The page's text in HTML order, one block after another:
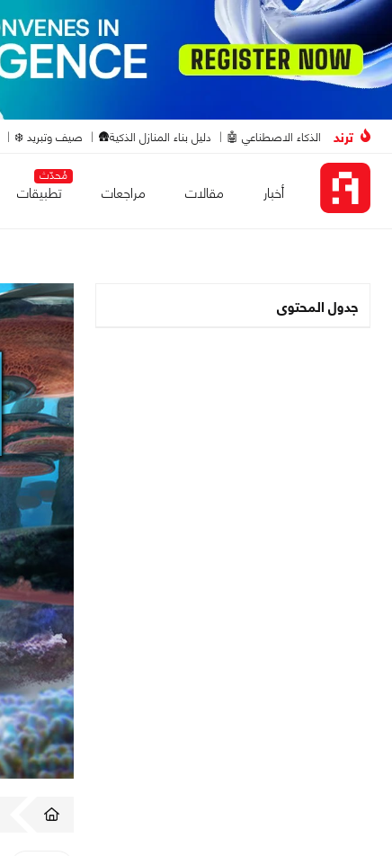
ترند الذكاء الاصطناعي 🤖 دليل بناء المنازل الذكية🛖 صيف وتبريد ❄️
أخبار مقالات مراجعات
مُحدّث
تطبيقات
جدول المحتوى